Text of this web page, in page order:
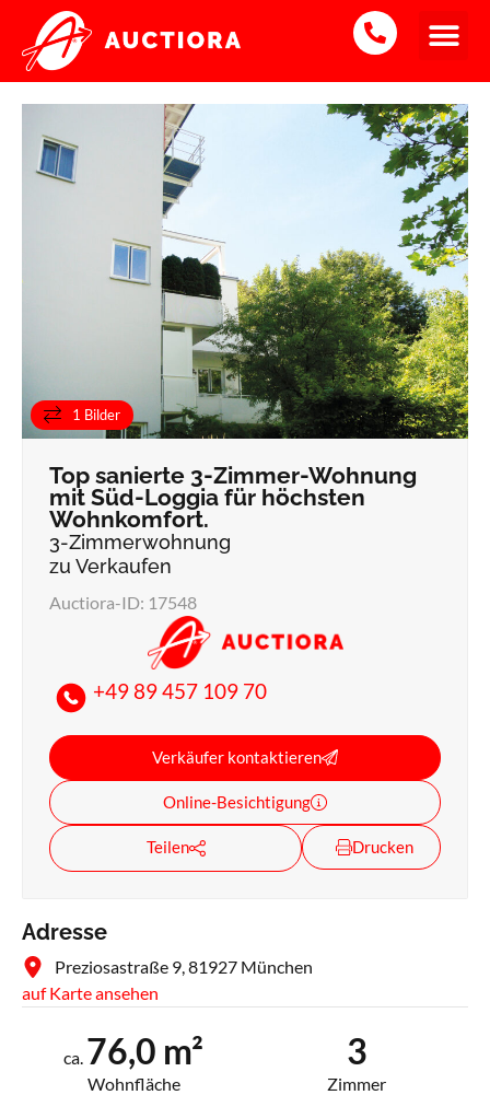
3-Zimmerwohnung Verkauft
1 Bilder
Top sanierte 3-Zimmer-Wohnung
mit Süd-Loggia für höchsten
Wohnkomfort.
3-Zimmerwohnung
zu Verkaufen
Auctiora-ID: 17548
+49 89 457 109 70
Verkäufer kontaktieren
Online-Besichtigung
Teilen Drucken
Adresse
Preziosastraße 9, 81927 München
auf Karte ansehen
ca. 76,0 m²
Wohnfläche
3
Zimmer